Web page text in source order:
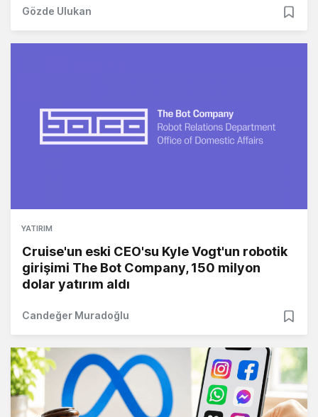
Gözde Ulukan
YATIRIM
Cruise'un eski CEO'su Kyle Vogt'un robotik
girişimi The Bot Company, 150 milyon
dolar yatırım aldı
Candeğer Muradoğlu